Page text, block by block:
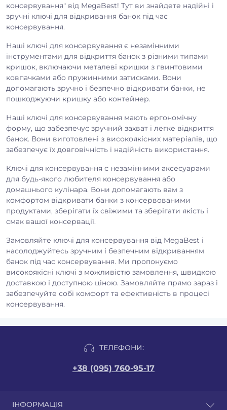
консервування" від MegaBest! Тут ви знайдете надійні і
зручні ключі для відкривання банок під час
консервування.
Наші ключі для консервування є незамінними
інструментами для відкриття банок з різними типами
кришок, включаючи металеві кришки з гвинтовими
ковпачками або пружинними затисками. Вони
допомагають зручно і безпечно відкривати банки, не
пошкоджуючи кришку або контейнер.
Наші ключі для консервування мають ергономічну
форму, що забезпечує зручний захват і легке відкриття
банок. Вони виготовлені з високоякісних матеріалів, що
забезпечує їх довговічність і надійність використання.
Ключі для консервування є незамінними аксесуарами
для будь-якого любителя консервування або
домашнього кулінара. Вони допомагають вам з
комфортом відкривати банки з консервованими
продуктами, зберігати їх свіжими та зберігати якість і
смак вашої консервації.
Замовляйте ключі для консервування від MegaBest і
насолоджуйтесь зручним і безпечним відкриванням
банок під час консервування. Ми пропонуємо
високоякісні ключі з можливістю замовлення, швидкою
доставкою і доступною ціною. Замовляйте прямо зараз і
забезпечуйте собі комфорт та ефективність в процесі
консервування.
ТЕЛЕФОНИ:
+38 (095) 760-95-17
ІНФОРМАЦІЯ